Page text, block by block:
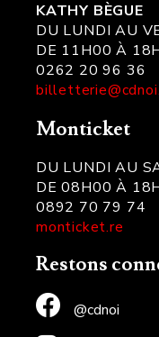
KATHY BÈGUE
DU LUNDI AU
DE 11H00 À
0262 20 96 36
Monticket
DU LUNDI AU
DE 08H00 À
0892 70 79 74
monticket.re
Restons
@cdnoi